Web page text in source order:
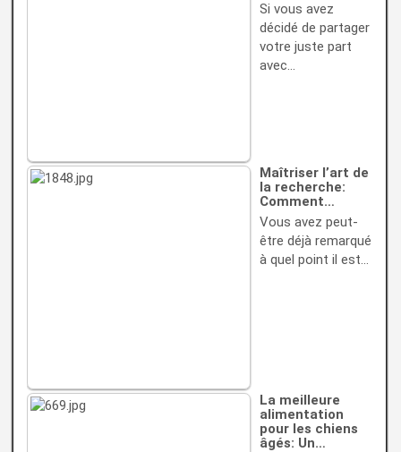
Si vous avez
décidé de partager
votre juste part
avec…
Maîtriser l’art de
la recherche:
Comment…
Vous avez peut-
être déjà remarqué
à quel point il est…
La meilleure
alimentation
pour les chiens
âgés: Un…